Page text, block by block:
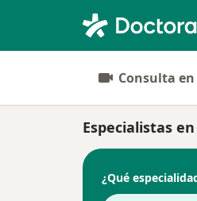
Consulta
Especialistas
¿Qué